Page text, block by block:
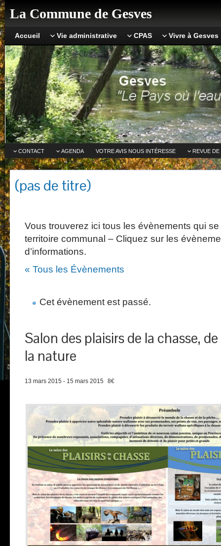
La Commune de Gesves
Accueil Vie administrative CPAS Vivre à Gesves
CONTACT AGENDA VOTRE AVIS NOUS INTÉRESSE REVUE DE
(pas de titre)
Vous trouverez ici tous les évènements qui
territoire communal – Cliquez sur les
d’informations.
« Tous les Évènements
Cet évènement est passé.
Salon des plaisirs de la chasse,
la nature
13 mars 2015 - 15 mars 2015 8€